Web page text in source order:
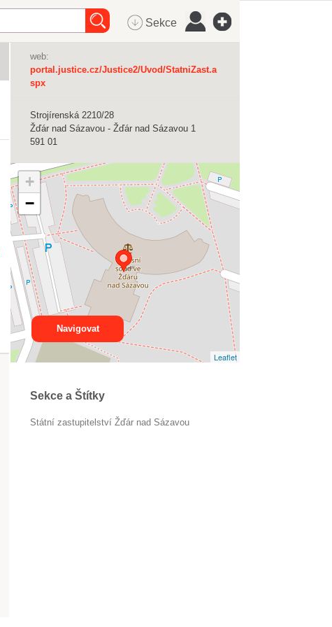
Sekce
web:
portal.justice.cz/Justice2/Uvod/StatniZast.a
spx
Strojírenská 2210/28
Žďár nad Sázavou - Žďár nad Sázavou 1
591 01
+
−
Leaflet
Navigovat
Sekce a Štítky
Státní zastupitelství Žďár nad Sázavou